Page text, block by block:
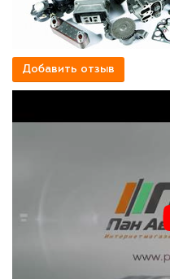
Добавить отзыв